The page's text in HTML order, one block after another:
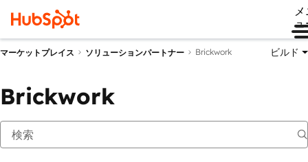
ュ
マーケットプレイス ソリューションパートナー Brickwork ビルド
Brickwork